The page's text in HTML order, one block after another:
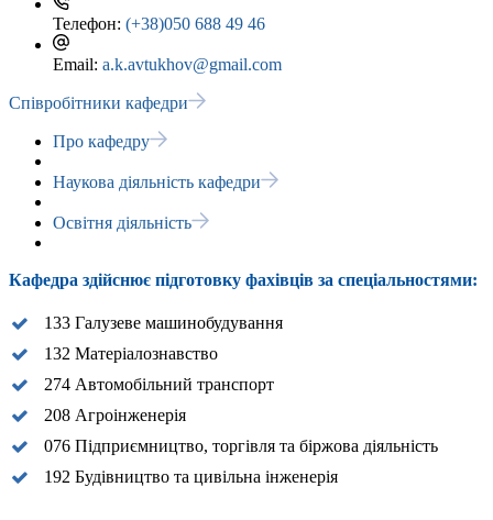
Телефон: (+38)050 688 49 46
Email: a.k.avtukhov@gmail.com
Співробітники кафедри
Про кафедру
Наукова діяльність кафедри
Освітня діяльність
Кафедра здійснює підготовку фахівців за спеціальностями:
133 Галузеве машинобудування
132 Матеріалознавство
274 Автомобільний транспорт
208 Агроінженерія
076 Підприємництво, торгівля та біржова діяльність
192 Будівництво та цивільна інженерія